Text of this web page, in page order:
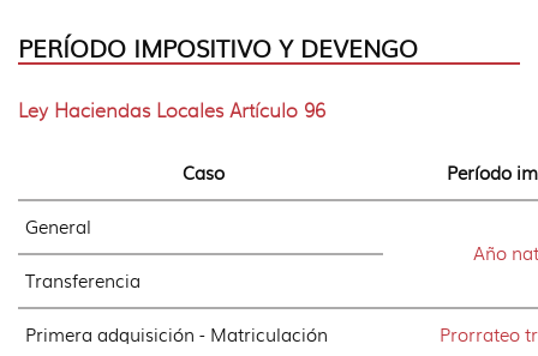
PERÍODO IMPOSITIVO Y DEVENGO
Ley Haciendas Locales Artículo 96
Caso Período
General
Año
Transferencia
Primera adquisición - Matriculación Prorrateo